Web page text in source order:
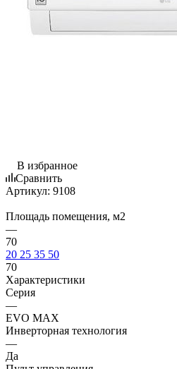
В избранное
Сравнить
Артикул: 9108
Площадь помещения, м2
—
70
20 25 35 50
70
Характеристики
Серия
—
EVO MAX
Инверторная технология
—
Да